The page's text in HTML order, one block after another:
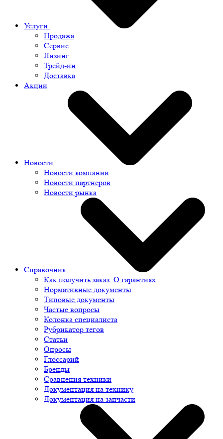
Услуги
Продажа
Сервис
Лизинг
Трейд-ин
Доставка
Акции
Новости
Новости компании
Новости партнеров
Новости рынка
Справочник
Как получить заказ. О гарантиях
Нормативные документы
Типовые документы
Частые вопросы
Колонка специалиста
Рубрикатор тегов
Статьи
Опросы
Глоссарий
Бренды
Сравнения техники
Документация на технику
Документация на запчасти